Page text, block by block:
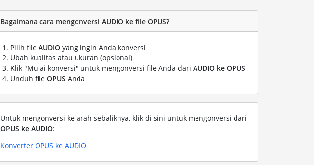
Bagaimana cara mengonversi AUDIO ke file OPUS?
Pilih file AUDIO yang ingin Anda konversi
Ubah kualitas atau ukuran (opsional)
Klik "Mulai konversi" untuk mengonversi file Anda dari AUDIO ke OPUS
Unduh file OPUS Anda
Untuk mengonversi ke arah sebaliknya, klik di sini untuk mengonversi dari
OPUS ke AUDIO:
Konverter OPUS ke AUDIO